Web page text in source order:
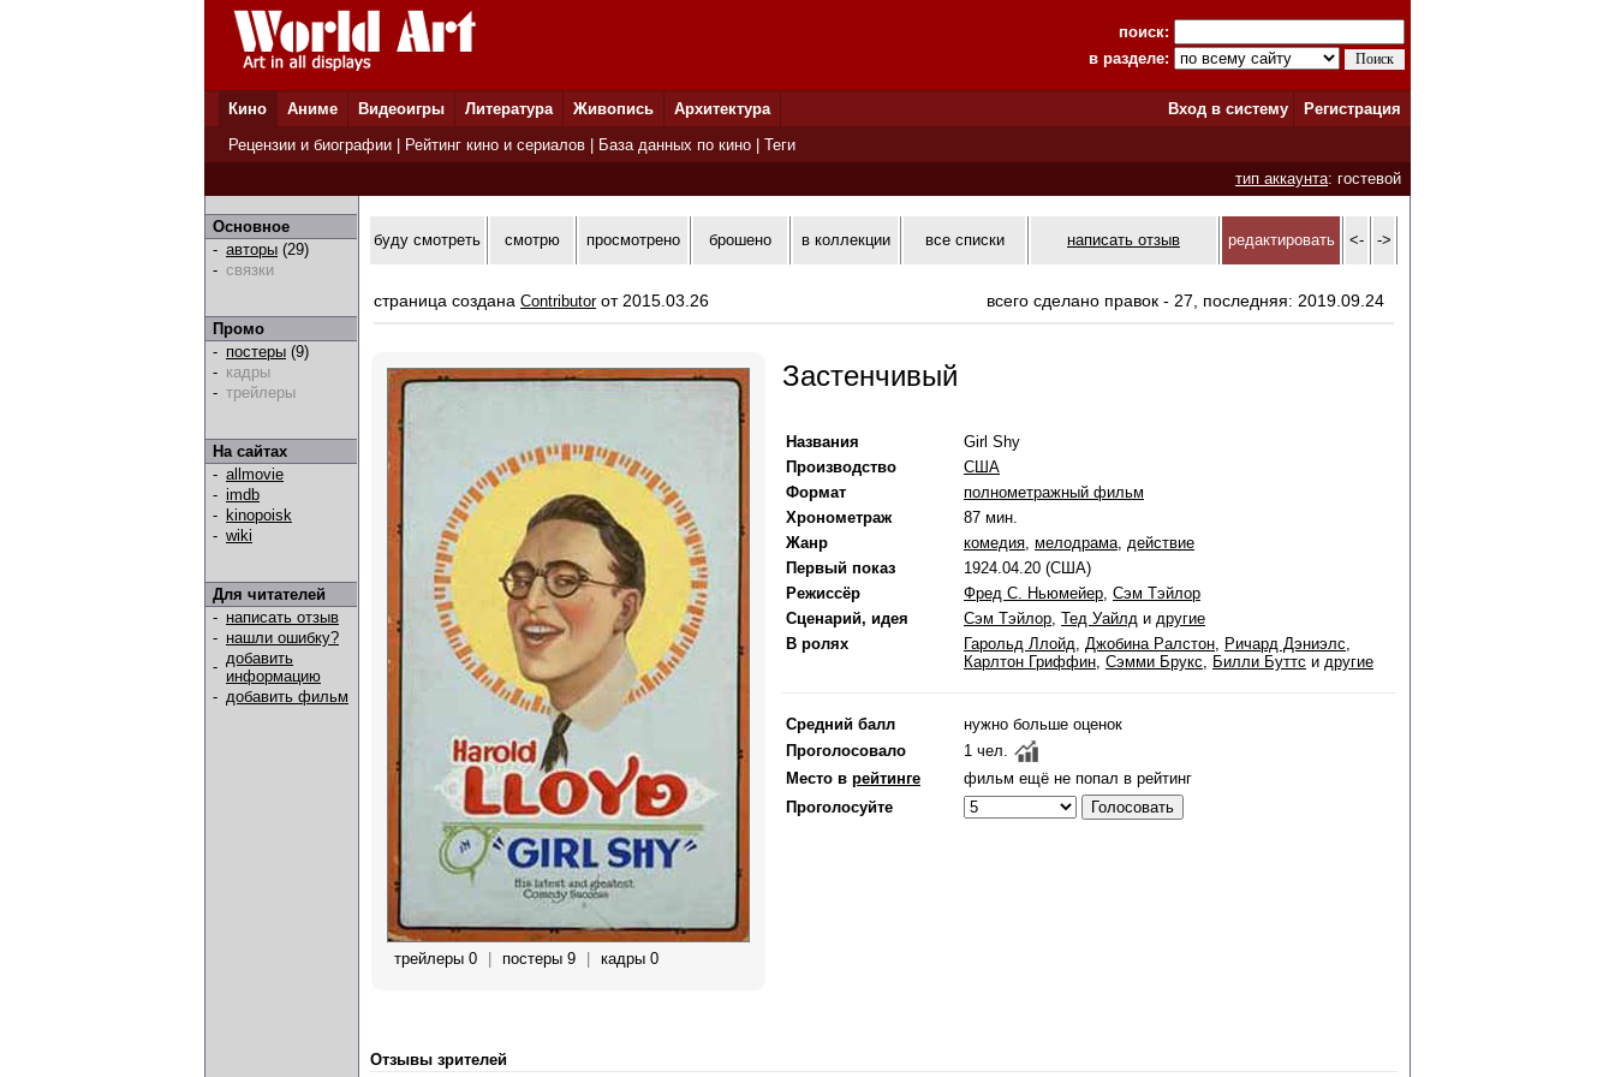
поиск:
в разделе:
Кино Аниме Видеоигры Литература Живопись Архитектура Вход в систему
Регистрация
Рецензии и биографии
Рейтинг кино и сериалов База данных по кино
Теги
тип аккаунта: гостевой
Основное
- авторы (29)
- связки
Промо
- постеры (9)
- кадры
- трейлеры
На сайтах
- allmovie
- imdb
- kinopoisk
- wiki
Для читателей
- написать отзыв
- нашли ошибку?
- добавить
информацию
- добавить фильм
буду смотреть смотрю просмотрено брошено в коллекции все списки написать отзыв редактировать <- ->
страница создана Contributorот 2015.03.26 всего сделано правок - 27, последняя: 2019.09.24
трейлеры 0 постеры 9 кадры 0
Застенчивый
Названия
Girl Shy
Производство
США
Формат
полнометражный фильм
Хронометраж
87 мин.
Жанр
комедия, мелодрама, действие
Первый показ
1924.04.20 (США)
Режиссёр
Фред С. Ньюмейер, Сэм Тэйлор
Сценарий, идея
Сэм Тэйлор, Тед Уайлд и другие
В ролях
Гарольд Ллойд, Джобина Ралстон, Ричард Дэниэлс,
Карлтон Гриффин, Сэмми Брукс, Билли Буттс и другие
Средний балл
нужно больше оценок
Проголосовало
1 чел.
Место в рейтинге
фильм ещё не попал в рейтинг
Проголосуйте
Отзывы зрителей